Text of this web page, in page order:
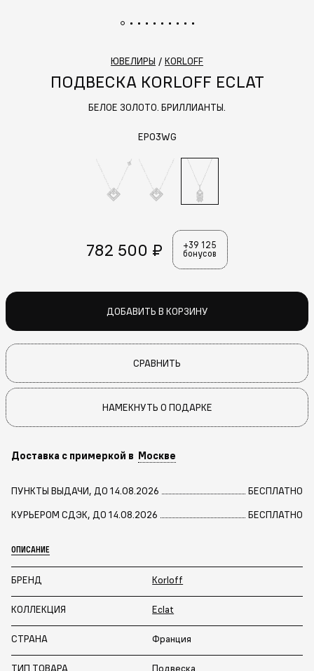
ЮВЕЛИРЫ / KORLOFF
ПОДВЕСКА KORLOFF ECLAT
БЕЛОЕ ЗОЛОТО. БРИЛЛИАНТЫ.
EP03WG
782 500 ₽
+39 125
бонусов
ДОБАВИТЬ В КОРЗИНУ
СРАВНИТЬ
НАМЕКНУТЬ О ПОДАРКЕ
Доставка с примеркой в Москве
ПУНКТЫ ВЫДАЧИ, ДО 14.08.2026
БЕСПЛАТНО
КУРЬЕРОМ СДЭК, ДО 14.08.2026
БЕСПЛАТНО
ОПИСАНИЕ
БРЕНД Korloff
КОЛЛЕКЦИЯ Eclat
СТРАНА Франция
ТИП ТОВАРА Подвеска